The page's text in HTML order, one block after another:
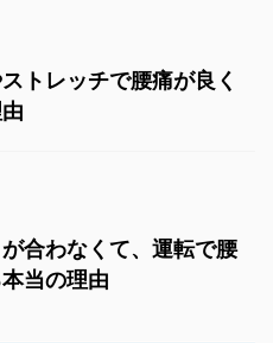
トレッチで腰痛が良く
合わなくて、運転で腰
当の理由